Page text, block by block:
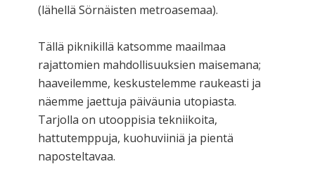
(lähellä Sörnäisten metroasemaa).
Tällä piknikillä katsomme maailmaa
rajattomien mahdollisuuksien maisemana;
haaveilemme, keskustelemme raukeasti ja
näemme jaettuja päiväunia utopiasta.
Tarjolla on utooppisia tekniikoita,
hattutemppuja, kuohuviiniä ja pientä
naposteltavaa.